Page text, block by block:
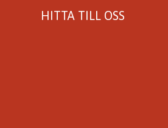
HITTA TILL OSS